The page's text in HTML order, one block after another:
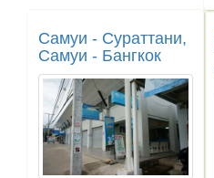
Самуи - Сураттани,
Самуи - Бангкок